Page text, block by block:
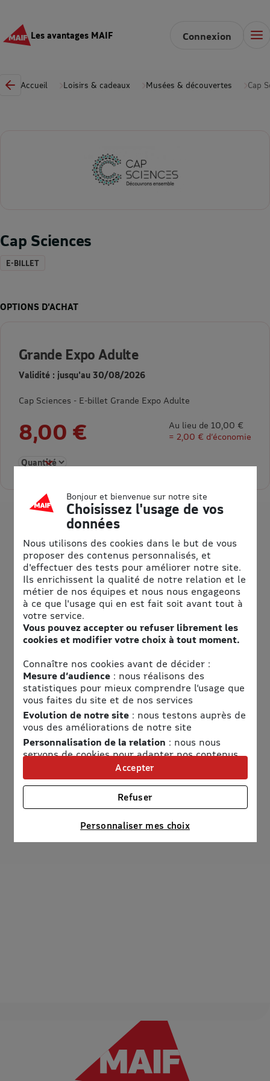
Les avantages MAIF Connexion
Accueil Loisirs & cadeaux Musées & découvertes Cap
Cap Sciences
E-BILLET
OPTIONS D’ACHAT
Grande Expo Adulte
Validité : jusqu'au 30/08/2026
Cap Sciences - E-billet Grande Expo Adulte
8,00 €
Au lieu de 10,00 €
= 2,00 € d’économie
Sélectionner la quantité pour Grande Expo Adulte
Informations pratiques
Cap Sciences
Hangar 20, Quai de Bacalan
33300 Bordeaux
Horaires
Voir les horaires
Accès
Venez découvrir la grande exposition du Cap Sciences!
Bonjour et bienvenue sur notre site
Choisissez l'usage de vos
données
Nous utilisons des cookies dans le but de vous
proposer des contenus personnalisés, et
d'effectuer des tests pour améliorer notre site.
Ils enrichissent la qualité de notre relation et le
métier de nos équipes et nous nous engageons
à ce que l'usage qui en est fait soit avant tout à
votre service.
Vous pouvez accepter ou refuser librement les
cookies et modifier votre choix à tout moment.
Connaître nos cookies avant de décider :
Mesure d’audience: nous réalisons des
statistiques pour mieux comprendre l’usage que
vous faites du site et de nos services
Evolution de notre site: nous testons auprès de
vous des améliorations de notre site
Personnalisation de la relation : nous nous
servons de cookies pour adapter nos contenus
et personnaliser nos offres
Univers publicitaire: nous utilisons avec nos
partenaires des cookies pour afficher des
publicités personnalisées
Connaître notre politique cookies et la liste de nos
Personnaliser mes choix
Refuser
Accepter